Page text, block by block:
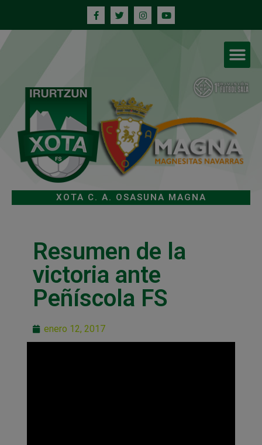
XOTA C. A. OSASUNA MAGNA
Resumen de la
victoria ante
Peñíscola FS
enero 12, 2017